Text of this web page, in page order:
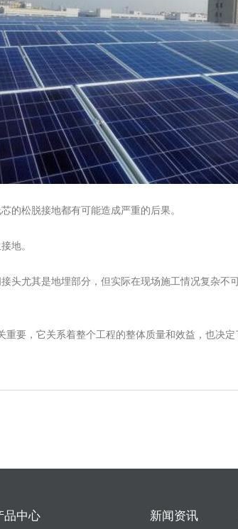
的松脱接地都有可能造成严重的后果。
地。
头尤其是地埋部分，但实际在现场施工情况复杂
要，它关系着整个工程的整体质量和效益，也决定
品中心 新闻资讯